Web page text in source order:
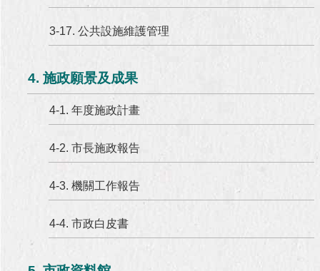
3-17. 公共設施維護管理
4. 施政願景及成果
4-1. 年度施政計畫
4-2. 市長施政報告
4-3. 機關工作報告
4-4. 市政白皮書